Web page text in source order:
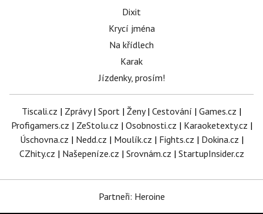
Dixit
Krycí jména
Na křídlech
Karak
Jízdenky, prosím!
Tiscali.cz | Zprávy| Sport | Ženy| Cestování | Games.cz |
Profigamers.cz | ZeStolu.cz | Osobnosti.cz | Karaoketexty.cz |
Úschovna.cz | Nedd.cz | Moulík.cz | Fights.cz | Dokina.cz |
CZhity.cz | Našepeníze.cz | Srovnám.cz | StartupInsider.cz
Partneři: Heroine